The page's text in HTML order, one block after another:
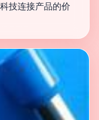
技连接产品的价